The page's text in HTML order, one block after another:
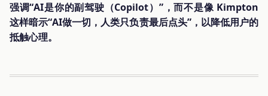
强调“AI是你的副驾驶（Copilot）”，而不是像 Kimpton
这样暗示“AI做一切，人类只负责最后点头”，以降低用户的
抵触心理。